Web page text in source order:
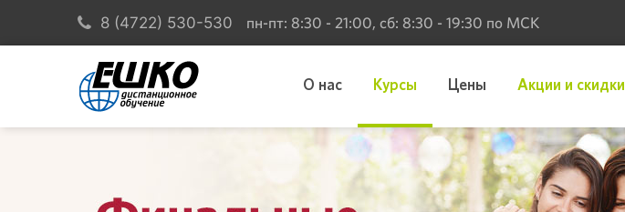
8 (4722) 530-530 пн-пт: 8:30 - 21:00, сб: 8:30 - 19:30 по МСК
О нас Курсы Цены Акции и скидки